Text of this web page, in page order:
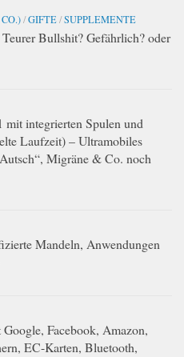
/GIFTE/SUPPLEMENTE
Bullshit? Gefährlich? oder
integrierten Spulen und
Laufzeit) – Ultramobiles
Migräne & Co. noch
Mandeln, Anwendungen
Facebook, Amazon,
EC-Karten, Bluetooth,